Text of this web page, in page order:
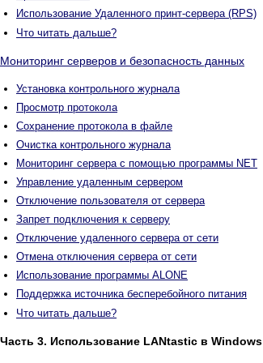
Использование Удаленного принт-сервера (RPS)
Что читать дальше?
Мониторинг серверов и безопасность данных
Установка контрольного журнала
Просмотр протокола
Сохранение протокола в файле
Очистка контрольного журнала
Мониторинг сервера с помощью программы NET
Управление удаленным сервером
Отключение пользователя от сервера
Запрет подключения к серверу
Отключение удаленного сервера от сети
Отмена отключения сервера от сети
Использование программы ALONE
Поддержка источника бесперебойного питания
Что читать дальше?
Часть 3. Использование LANtastic в Windows